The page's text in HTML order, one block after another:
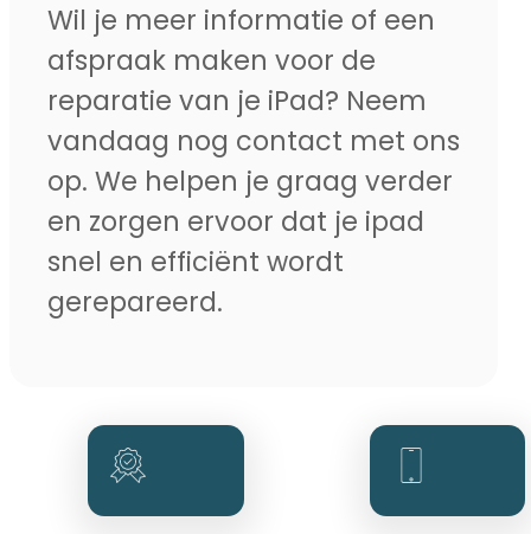
Wil je meer informatie of een
afspraak maken voor de
reparatie van je iPad? Neem
vandaag nog contact met ons
op. We helpen je graag verder
en zorgen ervoor dat je ipad
snel en efficiënt wordt
gerepareerd.